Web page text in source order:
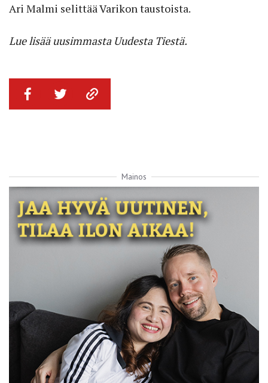
Ari Malmi selittää Varikon taustoista.
Lue lisää uusimmasta Uudesta Tiestä.
Mainos